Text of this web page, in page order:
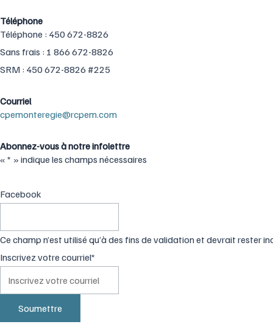
-
f
Téléphone
Téléphone : ‍450 ‍672-8826
Sans frais : ‍1 866 ‍672-8826
SRM : 450 672-8826 #225
Courriel
cpemonteregie@rcpem.com
Abonnez-vous à notre infolettre
« * » indique les champs nécessaires
Facebook
Ce champ n’est utilisé qu’à des fins de validation et devrait rester
Inscrivez votre courriel*